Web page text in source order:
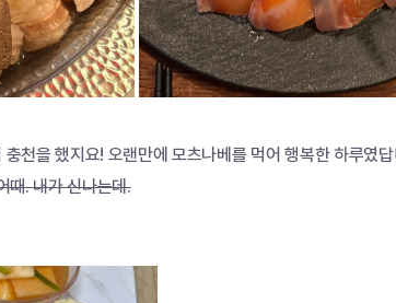
천을 했지요! 오랜만에 모츠나베를 먹어 행복한 하루였
때. 내가 신나는데.